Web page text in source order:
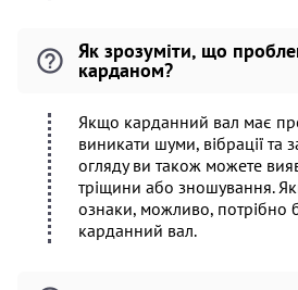
Як зрозуміти, що
карданом?
Якщо карданний вал має
виникати шуми, вібрації та
огляду ви також можете
тріщини або зношування.
ознаки, можливо, потрібно
карданний вал.